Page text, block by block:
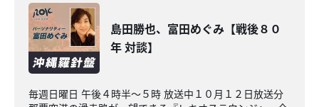
島田勝也、富田めぐみ【戦後８０
年 対談】
毎週日曜日 午後４時半～５時 放送中１０月１２日放送分